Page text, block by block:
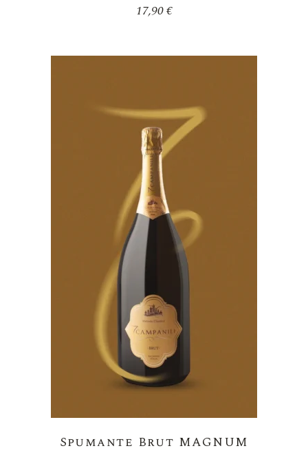
17,90€
Aggiungi
Alla
Lista Dei
Desideri
Spumante Brut MAGNUM